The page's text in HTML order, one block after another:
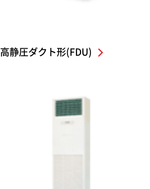
高静圧ダクト形(FDU)